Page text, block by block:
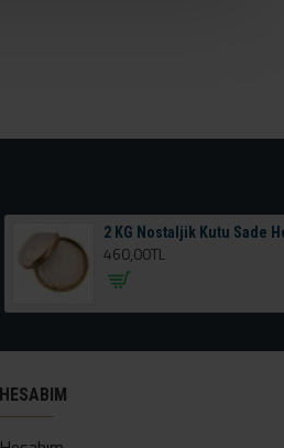
2 KG Nostaljik Kutu Sade
460,00TL
HESABIM